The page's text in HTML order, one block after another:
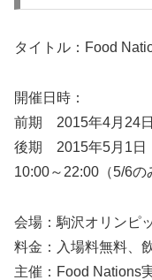
タイトル：Food
開催日時：
前期 2015年4月24日
後期 2015年5月1日
10:00～22:00（5/6の
会場：駒沢オリンピ
料金：入場料無料、
主催：Food Nations